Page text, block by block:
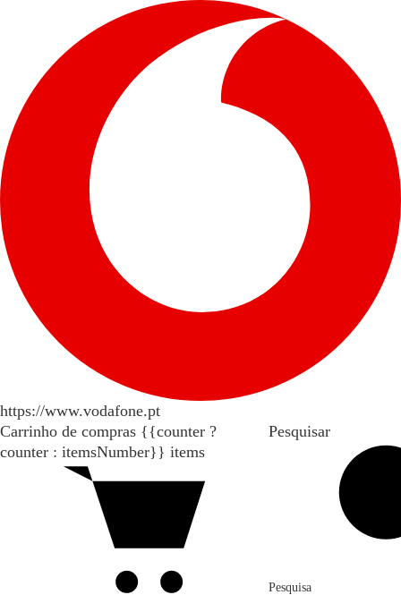
https://www.vodafone.pt
Carrinho de compras {{counter ?
counter : itemsNumber}} items
Pesquisar
Pesquisa